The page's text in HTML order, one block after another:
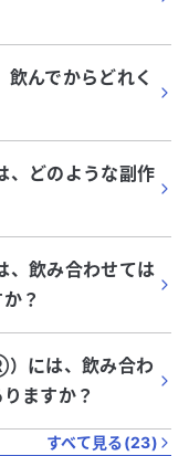
んでからどれく
どのような副作
飲み合わせては
？
には、飲み合わ
ますか？
すべて見る(23)